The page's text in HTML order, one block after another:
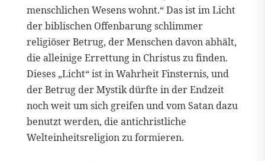
menschlichen Wesens wohnt.“ Das ist im Licht
der biblischen Offenbarung schlimmer
religiöser Betrug, der Menschen davon abhält,
die alleinige Errettung in Christus zu finden.
Dieses „Licht“ ist in Wahrheit Finsternis, und
der Betrug der Mystik dürfte in der Endzeit
noch weit um sich greifen und vom Satan dazu
benutzt werden, die antichristliche
Welteinheitsreligion zu formieren.